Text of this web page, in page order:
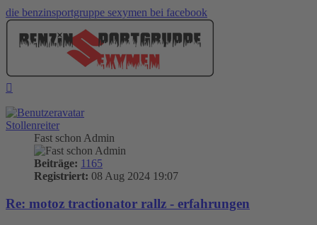
die benzinsportgruppe sexymen bei facebook
Stollenreiter
Fast schon Admin
Beiträge: 1165
Registriert: 08 Aug 2024 19:07
Re: motoz tractionator rallz - erfahrungen